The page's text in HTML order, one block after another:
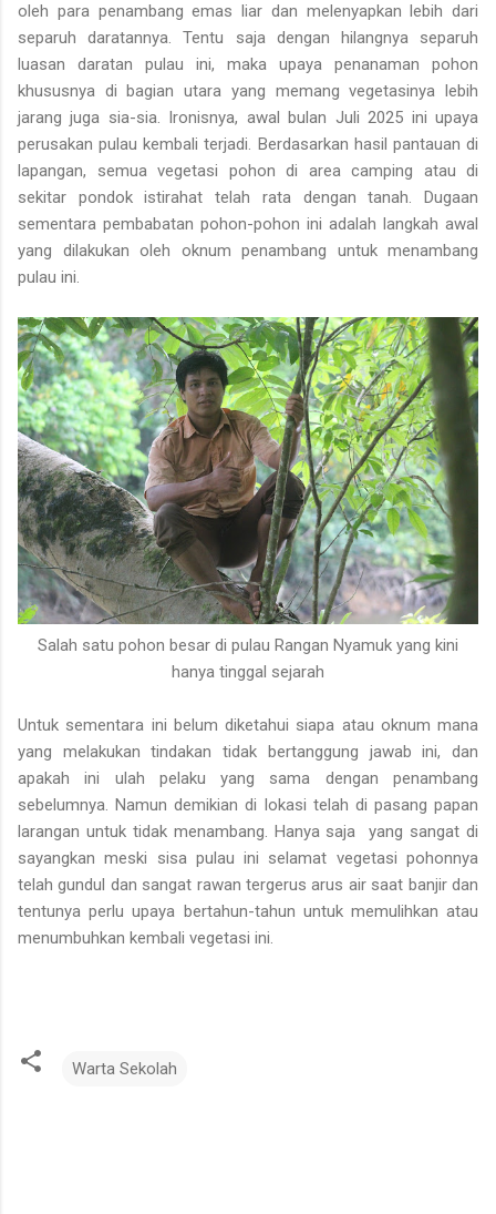
oleh para penambang emas liar dan melenyapkan lebih dari
separuh daratannya. Tentu saja dengan hilangnya separuh
luasan daratan pulau ini, maka upaya penanaman pohon
khususnya di bagian utara yang memang vegetasinya lebih
jarang juga sia-sia. Ironisnya, awal bulan Juli 2025 ini upaya
perusakan pulau kembali terjadi. Berdasarkan hasil pantauan di
lapangan, semua vegetasi pohon di area camping atau di
sekitar pondok istirahat telah rata dengan tanah. Dugaan
sementara pembabatan pohon-pohon ini adalah langkah awal
yang dilakukan oleh oknum penambang untuk menambang
pulau ini.
Salah satu pohon besar di pulau Rangan Nyamuk yang kini
hanya tinggal sejarah
Untuk sementara ini belum diketahui siapa atau oknum mana
yang melakukan tindakan tidak bertanggung jawab ini, dan
apakah ini ulah pelaku yang sama dengan penambang
sebelumnya. Namun demikian di lokasi telah di pasang papan
larangan untuk tidak menambang. Hanya saja yang sangat di
sayangkan meski sisa pulau ini selamat vegetasi pohonnya
telah gundul dan sangat rawan tergerus arus air saat banjir dan
tentunya perlu upaya bertahun-tahun untuk memulihkan atau
menumbuhkan kembali vegetasi ini.
Warta Sekolah